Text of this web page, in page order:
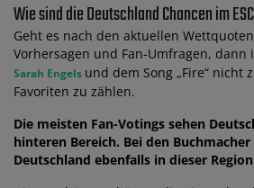
Wie sind die Deutschland Chancen im
Geht es nach den aktuellen
Vorhersagen und Fan-Umfragen, dann
Sarah Engels und dem Song „Fire“ nicht
Favoriten zu zählen.
Die meisten Fan-Votings sehen
hinteren Bereich. Bei den
Deutschland ebenfalls in dieser